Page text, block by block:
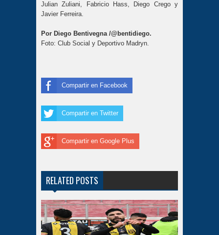
Julian Zuliani, Fabricio Hass, Diego Crego y
Javier Ferreira.
Por Diego Bentivegna /@bentidiego.
Foto: Club Social y Deportivo Madryn.
Compartir en Facebook
Compartir en Twitter
Compartir en Google Plus
RELATED POSTS